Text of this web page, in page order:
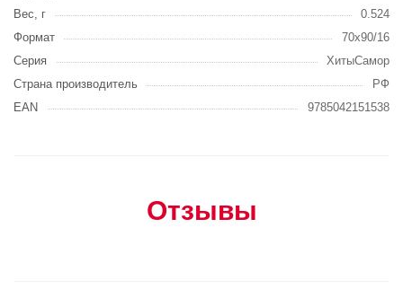
Вес, г
0.524
Формат
70x90/16
Серия
ХитыСамор
Страна производитель
РФ
EAN
9785042151538
Отзывы